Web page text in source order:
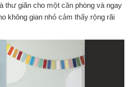
thư giãn cho một căn phòng và ngay
không gian nhỏ cảm thấy rộng rãi